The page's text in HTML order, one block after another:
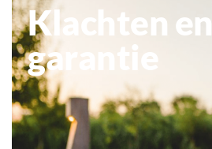
Klachten en
garantie